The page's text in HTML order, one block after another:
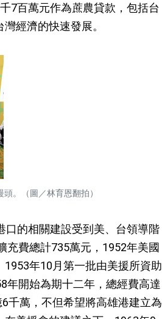
7百萬元作為蔗農貸款，包括台
經濟的快速發展。
。（圖／林育恩翻拍）
口的相關建設受到美、台領導階
充費總計735萬元，1952年美國
年10月第一批由美援所資助
年開始為期十二年，總經費高達
千萬，不但希望將高雄港建立為